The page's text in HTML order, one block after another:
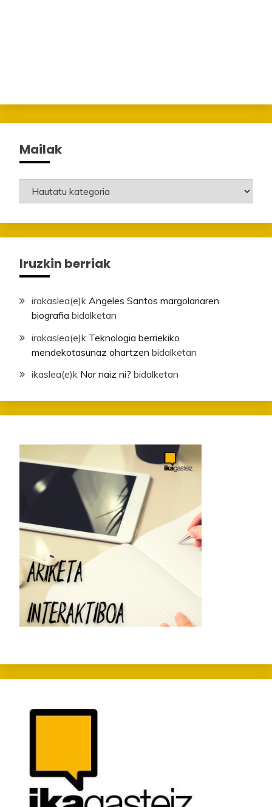
Mailak
Mailak
Iruzkin berriak
irakaslea(e)k Angeles Santos margolariaren
biografia bidalketan
irakaslea(e)k Teknologia berriekiko
mendekotasunaz ohartzen bidalketan
ikaslea(e)k Nor naiz ni? bidalketan